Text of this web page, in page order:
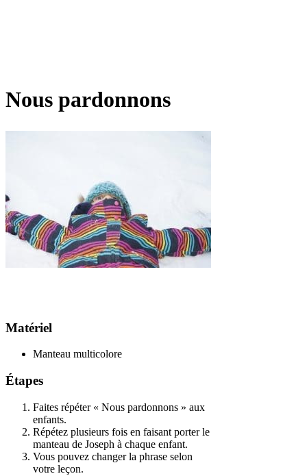
Nous pardonnons
Matériel
Manteau multicolore
Étapes
Faites répéter « Nous pardonnons » aux
enfants.
Répétez plusieurs fois en faisant porter le
manteau de Joseph à chaque enfant.
Vous pouvez changer la phrase selon
votre leçon.